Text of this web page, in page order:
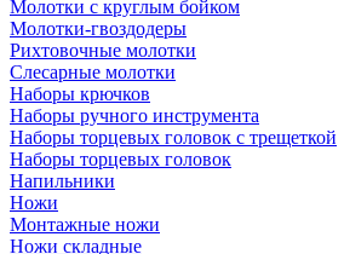
Молотки с круглым бойком
Молотки-гвоздодеры
Рихтовочные молотки
Слесарные молотки
Наборы крючков
Наборы ручного инструмента
Наборы торцевых головок с трещеткой
Наборы торцевых головок
Напильники
Ножи
Монтажные ножи
Ножи складные